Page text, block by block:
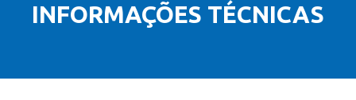
INFORMAÇÕES TÉCNICAS